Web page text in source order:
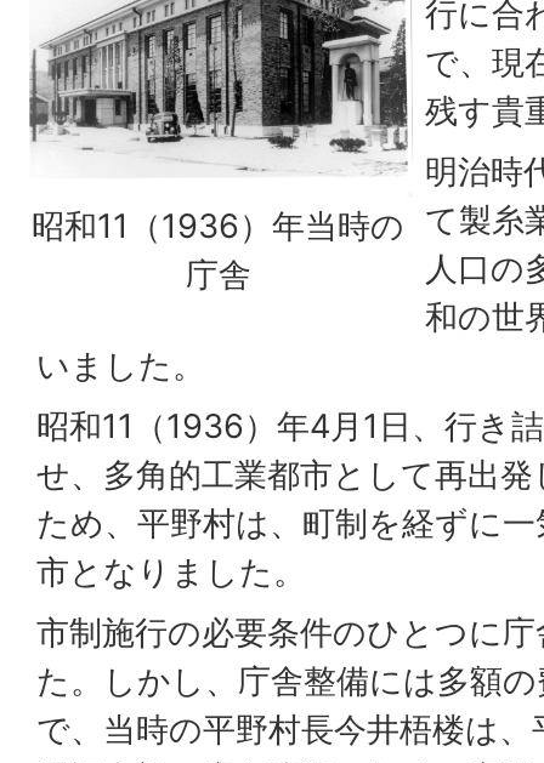
昭和11（1936）年当時の
庁舎
行に合
で、現
残す貴
明治時
て製糸
人口の
和の世
いました。
昭和11（1936）年4月1日、行き
せ、多角的工業都市として再出
ため、平野村は、町制を経ずに
市となりました。
市制施行の必要条件のひとつに
た。しかし、庁舎整備には多額
で、当時の平野村長今井梧楼は